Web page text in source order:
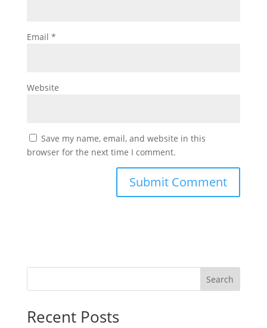
Email *
Website
Save my name, email, and website in this
browser for the next time I comment.
Search
Recent Posts